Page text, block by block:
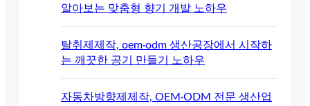
알아보는 맞춤형 향기 개발 노하우
탈취제제작, oem·odm 생산공장에서 시작하
는 깨끗한 공기 만들기 노하우
자동차방향제제작, OEM·ODM 전문 생산업